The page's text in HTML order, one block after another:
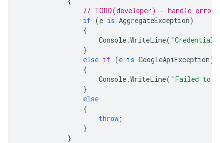
// TODO(developer) - handle error
if (e is AggregateException)
{
Console.WriteLine( "Credential
}
else if (e is GoogleApiException)
{
Console.WriteLine( "Failed to
}
else
{
throw ;
}
}